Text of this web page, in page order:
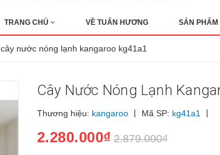
TRANG CHỦ VỀ TUẤN HƯƠNG SẢN PHẨM
cây nước nóng lạnh kangaroo kg41a1
Cây Nước Nóng Lạnh
Thương hiệu: kangaroo | Mã SP: kg41a1 |
2.280.000₫ 2.879.000₫